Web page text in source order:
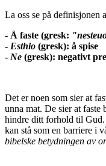
La oss se på definisjonen
- Å faste (gresk:
- Esthio (gresk): å spise
- Ne (gresk): negativt
Det er noen som sier at
unna mat. De sier at faste
hindre ditt forhold til Gud.
kan stå som en barriere i
bibelske betydningen av